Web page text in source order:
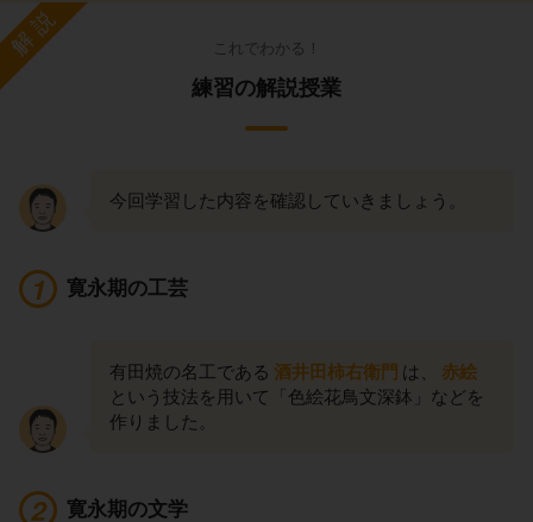
解説 これでわかる！
練習の解説授業
今回学習した内容を確認していきましょう。
寛永期の工芸
有田焼の名工である 酒井田柿右衛門 は、
赤絵
という技法を用いて「色絵花鳥文深鉢」などを
作りました。
寛永期の文学